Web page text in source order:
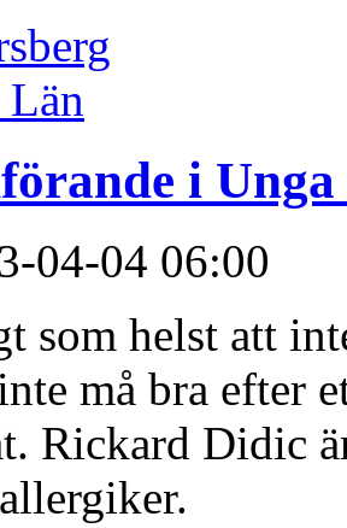
i
04-04 06:00
som helst att
må bra efter
Rickard Didic